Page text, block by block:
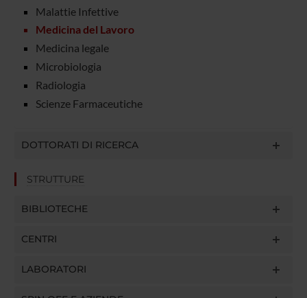
Malattie Infettive
Medicina del Lavoro
Medicina legale
Microbiologia
Radiologia
Scienze Farmaceutiche
DOTTORATI DI RICERCA
STRUTTURE
BIBLIOTECHE
CENTRI
LABORATORI